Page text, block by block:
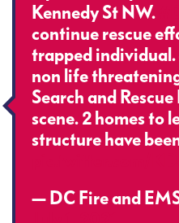
Kennedy St NW.
continue rescue
trapped
non life
Search and Rescue
scene. 2 homes to
structure have
— DC Fire and